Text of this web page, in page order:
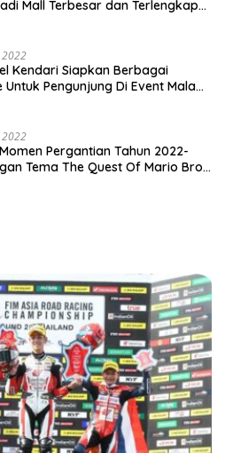
Mall Terbesar dan Terlengkap
2022
Kendari Siapkan Berbagai
Pengunjung Di Event Malam
2022
Pergantian Tahun 2022-
Tema The Quest Of Mario Bros